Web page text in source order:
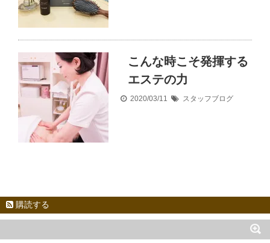
こんな時こそ発揮する
エステの力
2020/03/11 スタッフブログ
購読する